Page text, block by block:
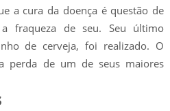
a cura da doença é questão de
fraqueza de seu. Seu último
de cerveja, foi realizado. O
perda de um de seus maiores